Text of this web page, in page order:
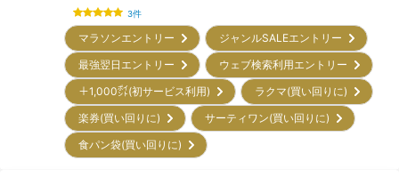
3件
マラソンエントリー
ジャンルSALEエントリー
最強翌日エントリー
ウェブ検索利用エントリー
＋1,000㌽(初サービス利用)
ラクマ(買い回りに)
楽券(買い回りに)
サーティワン(買い回りに)
食パン袋(買い回りに)